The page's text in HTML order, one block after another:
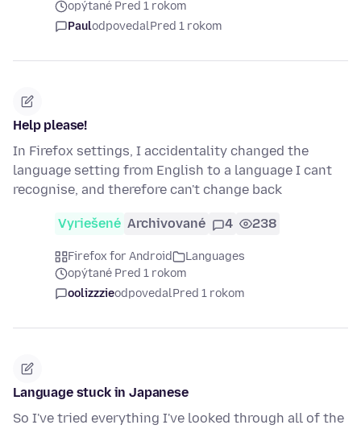
opýtané Pred 1 rokom
PaulodpovedalPred 1 rokom
Help please!
In Firefox settings, I accidentality changed the
language setting from English to a language I cant
recognise, and therefore can't change back
Vyriešené Archivované 4 238
Firefox for Android
Languages
opýtané Pred 1 rokom
oolizzzieodpovedalPred 1 rokom
Language stuck in Japanese
So I've tried everything I've looked through all of the